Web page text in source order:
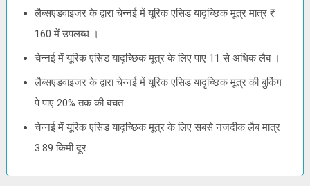
लैब्सएडवाइजर के द्वारा चेन्नई में यूरिक एसिड यादृच्छिक मूत्र मात्र ₹
160 में उपलब्ध ।
चेन्नई में यूरिक एसिड यादृच्छिक मूत्र के लिए पाए 11 से अधिक लैब ।
लैब्सएडवाइजर के द्वारा चेन्नई में यूरिक एसिड यादृच्छिक मूत्र की बुकिंग
पे पाए 20% तक की बचत
चेन्नई में यूरिक एसिड यादृच्छिक मूत्र के लिए सबसे नजदीक लैब मात्र
3.89 किमी दूर